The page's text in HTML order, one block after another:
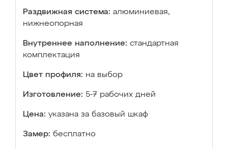
Раздвижная система: алюминиевая,
нижнеопорная
Внутреннее наполнение: стандартная
комплектация
Цвет профиля: на выбор
Изготовление: 5-7 рабочих дней
Цена: указана за базовый шкаф
Замер: бесплатно